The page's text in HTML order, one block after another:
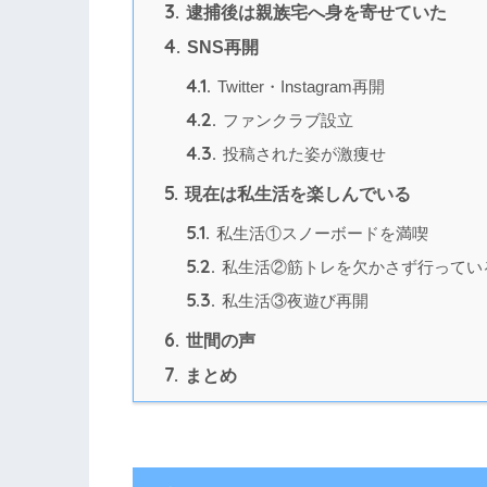
3. 逮捕後は親族宅へ身を寄せていた
4. SNS再開
4.1. Twitter・Instagram再開
4.2. ファンクラブ設立
4.3. 投稿された姿が激痩せ
5. 現在は私生活を楽しんでいる
5.1. 私生活①スノーボードを満喫
5.2. 私生活②筋トレを欠かさず行ってい
5.3. 私生活③夜遊び再開
6. 世間の声
7. まとめ